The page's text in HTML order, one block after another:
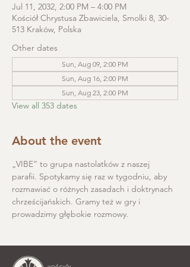
Jul 11, 2032, 2:00 PM – 4:00 PM
Kościół Chrystusa Zbawiciela, Smolki 8, 30-
513 Kraków, Polska
Other dates
Sun, Aug 09, 2:00 PM
Sun, Aug 16, 2:00 PM
Sun, Aug 23, 2:00 PM
View all 353 dates
About the event
„VIBE” to grupa nastolatków z naszej
parafii. Spotykamy się raz w tygodniu, aby
rozmawiać o różnych zasadach i doktrynach
chrześcijańskich. Gramy też w gry i
prowadzimy głębokie rozmowy.